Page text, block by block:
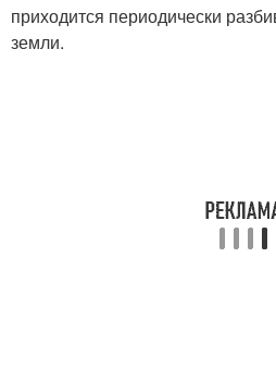
приходится периодически
земли.